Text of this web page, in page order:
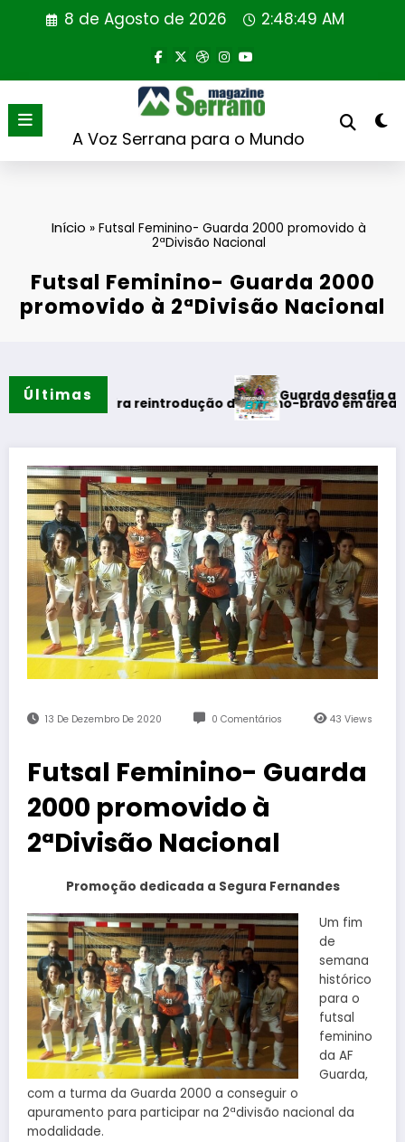
8 de Agosto de 2026 2:48:49 AM
A Voz Serrana para o Mundo
Início » Futsal Feminino- Guarda 2000 promovido à
2ªDivisão Nacional
Futsal Feminino- Guarda 2000
promovido à 2ªDivisão Nacional
Últimasreintrodução de coelho-bravo em área rewilding
Guarda desafia amantes do
13 De Dezembro De 2020 0 Comentários 43Views
Futsal Feminino- Guarda
2000 promovido à
2ªDivisão Nacional
Promoção dedicada a Segura Fernandes
Um fim
de
semana
histórico
para o
futsal
feminino
da AF
Guarda,
com a turma da Guarda 2000 a conseguir o
apuramento para participar na 2ªdivisão nacional da
modalidade.